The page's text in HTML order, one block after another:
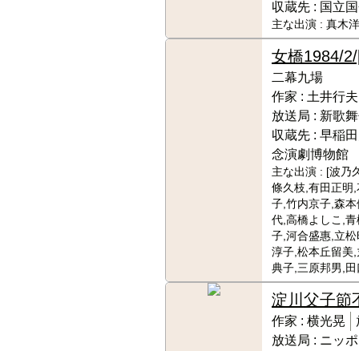
収蔵先 : 国立
主な出演 : 真木
女橋1984/
二幕九場
作家 : 土井行夫
放送局 : 新歌
収蔵先 : 早稲
念演劇博物館
主な出演 : [波乃
條久枝,有田正明
子,竹内京子,森
代,高橋よしこ,
子,河合盛惠,立
淳子,松本丘留美
典子,三原邦男,
淀川父子節
作家 : 横光晃
放送局 : ニッ